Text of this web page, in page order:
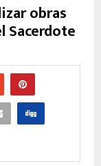
obras
Sacerdote